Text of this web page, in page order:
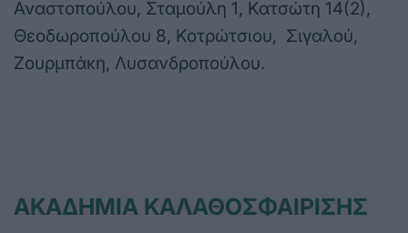
Αναστοπούλου, Σταμούλη 1, Κατσώτη 14(2),
Θεοδωροπούλου 8, Κοτρώτσιου, Σιγαλού,
Ζουρμπάκη, Λυσανδροπούλου.
ΑΚΑΔΗΜΙΑ ΚΑΛΑΘΟΣΦΑΙΡΙΣΗΣ